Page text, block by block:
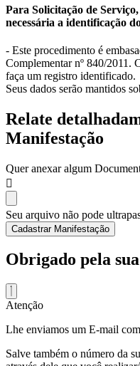
Para Solicitação de
necessária a identificação
- Este procedimento é
Complementar nº 840/2011.
faça um registro identificado.
Seus dados serão mantidos
Relate
Manifestação
Quer anexar algum
Seu arquivo não pode
Cadastrar Manifestação
Obrigado pela
Atenção
Lhe enviamos um E-mail
Salve também o número da